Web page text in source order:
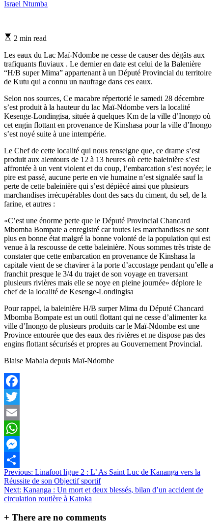
Israel Ntumba
Estimated
time
2 min read
Les eaux du Lac Maï-Ndombe ne cesse de causer des dégâts aux
trafiquants fluviaux . Le dernier en date est celui de la Balenière
“H/B super Mima” appartenant à un Député Provincial du territoire
de Kutu qui a connu un naufrage dans ces eaux.
Selon nos sources, Ce macabre répertorié le samedi 28 décembre
s’est produit à la hauteur du lac Maï-Ndombe vers la localité
Kesenge-Londingisa, située à quelques Km de la ville d’Inongo où
cet engin flottant en provenance de Kinshasa pour la ville d’Inongo
s’est noyé suite à une intempérie.
Le Chef de cette localité qui nous renseigne que, ce drame s’est
produit aux alentours de 12 à 13 heures où cette baleinière s’est
affrontée à un vent violent et du coup, l’embarcation s’est noyée; le
pire est passé, aucune perte en vie humaine n’est signalée sauf la
perte de cette baleinière qui s’est dépiècé ainsi que plusieurs
marchandises irrécupérables dont des sacs du ciment, du sel, de la
farine, et autres :
«C’est une énorme perte que le Député Provincial Chancard
Mbomba Bompate a enregistré car toutes les marchandises ne sont
plus en bonne état malgré la bonne volonté de la population qui est
venue à la rescousse de cette baleinière. Nous sommes très triste de
constater que cette embarcation en provenance de Kinshasa la
capitale vient de se chavirer à la porte d’accostage pendant qu’elle a
franchit presque le 3/4 du trajet de son voyage en traversant
plusieurs rivières mais elle se noye en pleine journée» déplore le
chef de la localité de Kesenge-Londingisa
Pour rappel, la baleinière H/B surper Mima du Député Chancard
Mbomba Bompate est un outil flottant qui ne cesse d’alimenter ka
ville d’Inongo de plusieurs produits car le Maï-Ndombe est une
Province entourée que des eaux des rivières et ne dispose pas des
engins flottant sécurisés et propres au Gouvernement Provincial.
Blaise Mabala depuis Maï-Ndombe
Facebook
Twitter
Email
WhatsApp
Messenger
Partager
Navigation
de
l’article
Previous: Linafoot ligue 2 : L’ As Saint Luc de Kananga vers la
Réussite de son Objectif sportif
Next: Kananga : Un mort et deux blessés, bilan d’un accident de
circulation routière à Katoka
+ There are no comments